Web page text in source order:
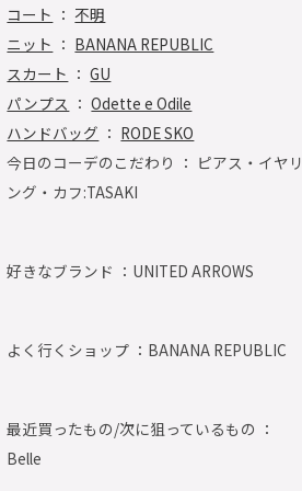
コート ： 不明
ニット ： BANANA REPUBLIC
スカート ：GU
パンプス ：Odette e Odile
ハンドバッグ ： RODE SKO
今日のコーデのこだわり ： ピアス・イヤリ
ング・カフ:TASAKI
好きなブランド ： UNITED ARROWS
よく行くショップ ： BANANA REPUBLIC
最近買ったもの/次に狙っているもの ：
Belle